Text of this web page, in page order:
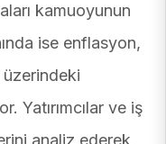
kamuoyunun
ise enflasyon,
üzerindeki
Yatırımcılar ve iş